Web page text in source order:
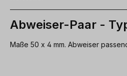
Abweiser-Paar -
Maße 50 x 4 mm. Abweiser